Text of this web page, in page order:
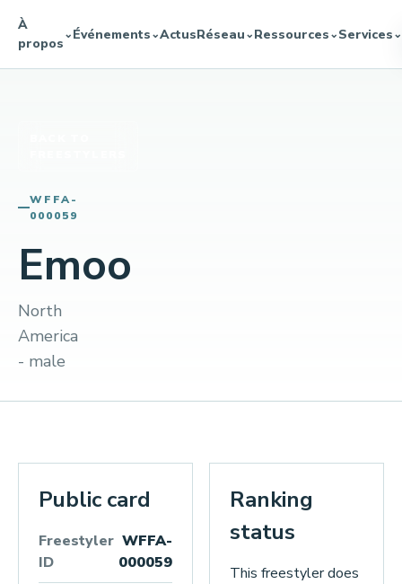
À
propos
⌄Événements⌄ActusRéseau⌄Ressources⌄Services⌄
WFFA-
000059
Emoo
North
America
- male
Public card
Freestyler
ID
WFFA-
000059
Ranking
status
This freestyler does